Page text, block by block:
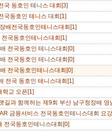
국 동호인 테니스 대회[3]
국동호인 테니스 대회[1]
배전국동호인테니스대회[1]
국동호인테니스대회[1]
전국동호인 테니스대회[0]
전국동호인 테니스대회[0]
전국동호인테니스대회[0]
전국 동호인 테니스대회[1]
학교 오픈[1]
길과 함께하는 제9회 부산 남구청장배 영
금융서비스 전국동호인테니스대회 요
전국동호인테니스대회[0]